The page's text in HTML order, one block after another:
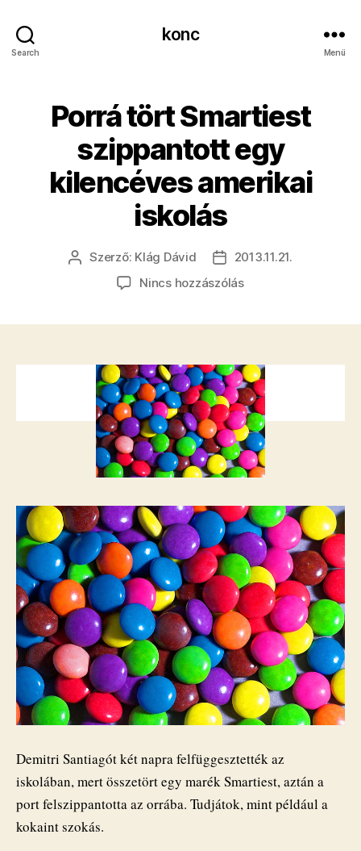
Search
konc
Menü
Porrá tört Smartiest
szippantott egy
kilencéves amerikai
iskolás
Bejegyzés
szerzője
Szerző: Klág Dávid
Bejegyzés
dátuma
2013.11.21.
Nincs hozzászólása(z)
egy
kilencéves
amerikai
iskolás
bejegyzéshez
Demitri Santiagót két napra felfüggesztették az
iskolában, mert összetört egy marék Smartiest, aztán a
port felszippantotta az orrába. Tudjátok, mint például a
kokaint szokás.